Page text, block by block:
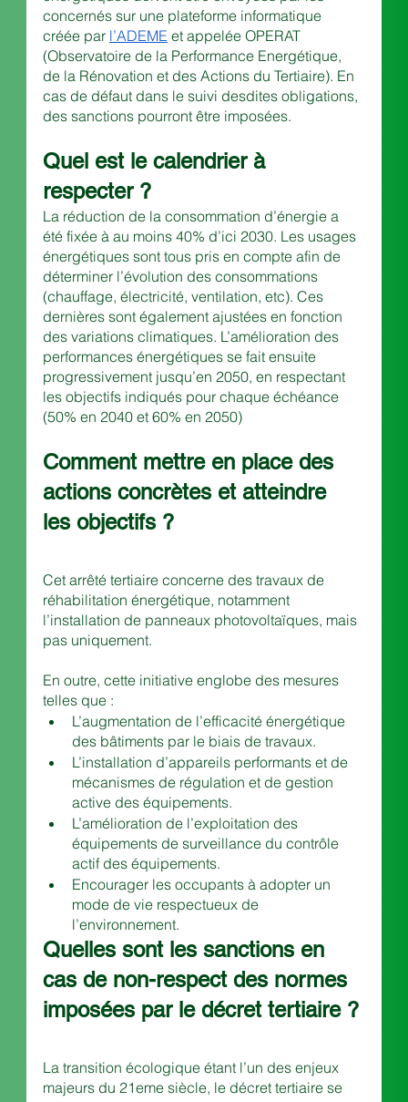
concernés sur une plateforme informatique
créée par l’ADEME et appelée OPERAT
(Observatoire de la Performance Energétique,
de la Rénovation et des Actions du Tertiaire). En
cas de défaut dans le suivi desdites obligations,
des sanctions pourront être imposées.
Quel est le calendrier à
respecter ?
La réduction de la consommation d’énergie a
été fixée à au moins 40% d’ici 2030. Les usages
énergétiques sont tous pris en compte afin de
déterminer l’évolution des consommations
(chauffage, électricité, ventilation, etc). Ces
dernières sont également ajustées en fonction
des variations climatiques. L’amélioration des
performances énergétiques se fait ensuite
progressivement jusqu’en 2050, en respectant
les objectifs indiqués pour chaque échéance
(50% en 2040 et 60% en 2050)
Comment mettre en place des
actions concrètes et atteindre
les objectifs ?
Cet arrêté tertiaire concerne des travaux de
réhabilitation énergétique, notamment
l’installation de panneaux photovoltaïques, mais
pas uniquement.
En outre, cette initiative englobe des mesures
telles que :
L’augmentation de l’efficacité énergétique
des bâtiments par le biais de travaux.
L’installation d’appareils performants et de
mécanismes de régulation et de gestion
active des équipements.
L’amélioration de l’exploitation des
équipements de surveillance du contrôle
actif des équipements.
Encourager les occupants à adopter un
mode de vie respectueux de
l’environnement.
Quelles sont les sanctions en
cas de non-respect des normes
imposées par le décret tertiaire ?
La transition écologique étant l’un des enjeux
majeurs du 21eme siècle, le décret tertiaire se